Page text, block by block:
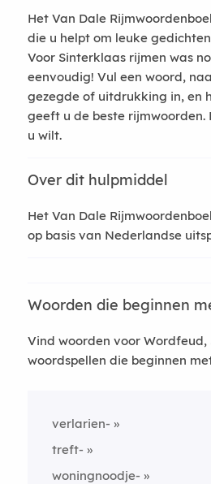
Het Van Dale
die u helpt om leuke
Voor Sinterklaas rijmen was
eenvoudig! Vul een woord,
gezegde of uitdrukking in, en
geeft u de beste rijmwoorden.
u wilt.
Over dit hulpmiddel
Het Van Dale
op basis van Nederlandse
Woorden die beginnen
Vind woorden voor Wordfeud,
woordspellen die beginnen
verlarien-
treft-
woningnoodje-